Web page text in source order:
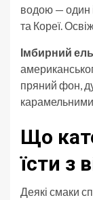
водою — один
та Кореї.
Імбирний
пряний фон,
Що
їсти з
Деякі смаки